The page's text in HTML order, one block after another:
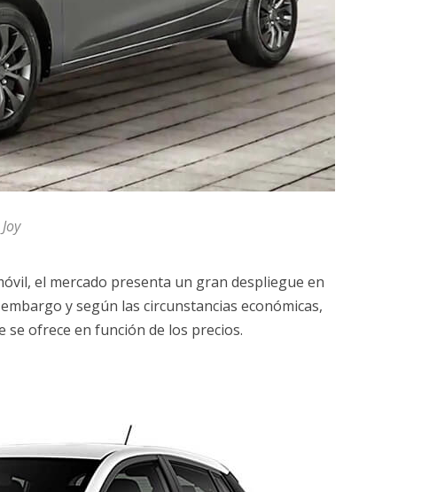
el mercado presenta un gran despliegue en
y según las circunstancias económicas,
se ofrece en función de los precios.